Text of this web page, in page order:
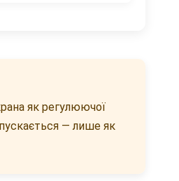
як регулюючої
— лише як